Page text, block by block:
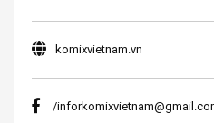
komixvietnam.vn
/